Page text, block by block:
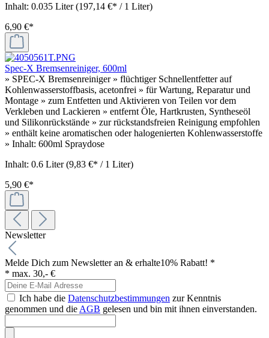
Inhalt: 0.035 Liter(197,14 €* / 1 Liter)
6,90 €*
Spec-X Bremsenreiniger, 600ml
» SPEC-X Bremsenreiniger » flüchtiger Schnellentfetter auf
Kohlenwasserstoffbasis, acetonfrei » für Wartung, Reparatur und
Montage » zum Entfetten und Aktivieren von Teilen vor dem
Verkleben und Lackieren » entfernt Öle, Hartkrusten, Syntheseöl
und Silikonrückstände » zur rückstandsfreien Reinigung empfohlen
» enthält keine aromatischen oder halogenierten Kohlenwasserstoffe
» Inhalt: 600ml Spraydose
Inhalt: 0.6 Liter(9,83 €* / 1 Liter)
5,90 €*
Newsletter
Melde Dich zum Newsletter an & erhalte10% Rabatt! *
* max. 30,- €
Ich habe die Datenschutzbestimmungen zur Kenntnis
genommen und die AGB gelesen und bin mit ihnen einverstanden.